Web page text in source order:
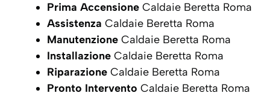
Prima Accensione Caldaie Beretta Roma
Assistenza Caldaie Beretta Roma
Manutenzione Caldaie Beretta Roma
Installazione Caldaie Beretta Roma
Riparazione Caldaie Beretta Roma
Pronto Intervento Caldaie Beretta Roma